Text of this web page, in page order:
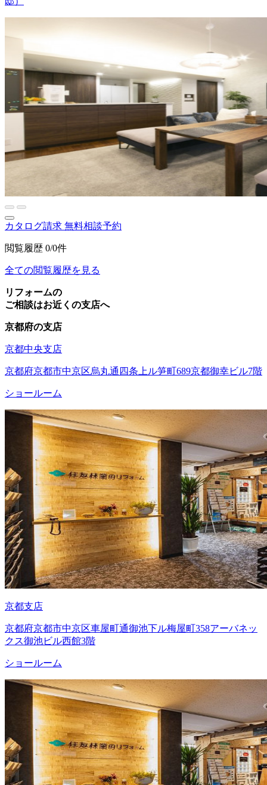
カタログ請求 無料相談予約
閲覧履歴 0/0件
全ての閲覧履歴を見る
リフォームの
ご相談はお近くの支店へ
京都府の支店
京都中央支店
京都府京都市中京区烏丸通四条上ル笋町689京都御幸ビル7階
ショールーム
京都支店
京都府京都市中京区車屋町通御池下ル梅屋町358アーバネッ
クス御池ビル西館3階
ショールーム